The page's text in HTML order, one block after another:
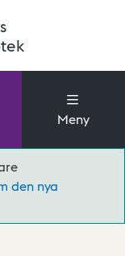
Meny
den nya